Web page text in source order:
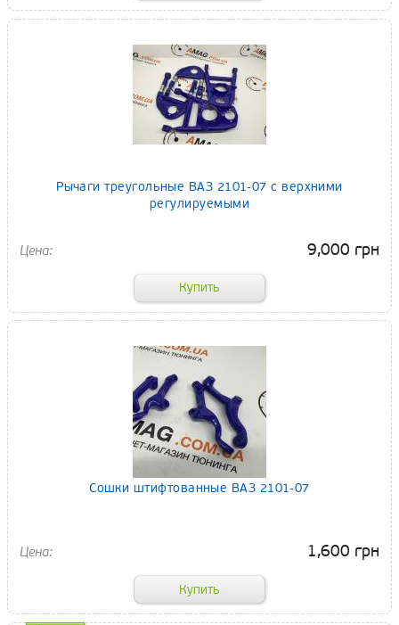
Рычаги треугольные ВАЗ 2101-07 с верхними
регулируемыми
9,000 грн
Сошки штифтованные ВАЗ 2101-07
1,600 грн